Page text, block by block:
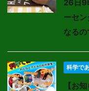
26日9
ーセ
なるの
科学で
【お